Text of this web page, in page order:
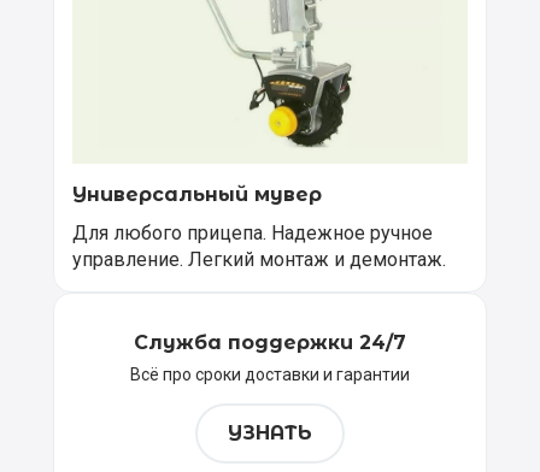
Универсальный мувер
Для любого прицепа. Надежное ручное
управление. Легкий монтаж и демонтаж.
Служба поддержки 24/7
Всё про сроки доставки и гарантии
УЗНАТЬ